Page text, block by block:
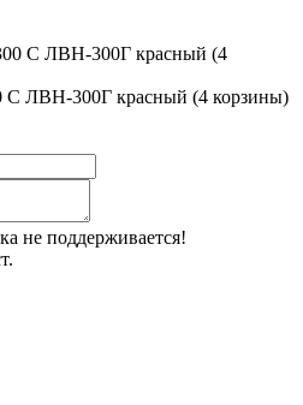
ЛВН-300Г красный (4 корзины)
не поддерживается!